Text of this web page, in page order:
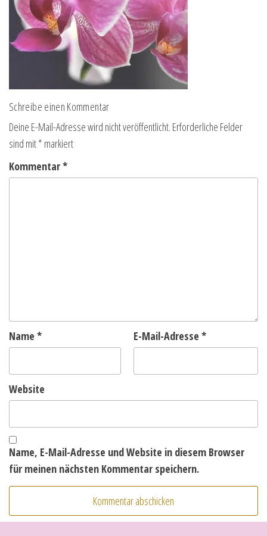
Schreibe einen Kommentar
Deine E-Mail-Adresse wird nicht veröffentlicht. Erforderliche Felder
sind mit* markiert
Kommentar*
Name * E-Mail-Adresse *
Website
Name, E-Mail-Adresse und Website in diesem Browser
für meinen nächsten Kommentar speichern.